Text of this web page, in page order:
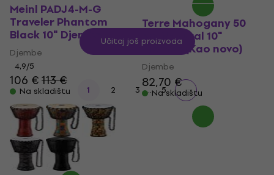
Meinl PADJ4-M-G
Traveler Phantom
Black 10" Djembe
Djembe
4,9/5
106 €113 €
Na skladištu
Terre Mahogany 50
cm Natural 10"
Djembe (Kao novo)
Djembe
82,70 €
Na skladištu
Učitaj još proizvoda
1 2 3 ... 5